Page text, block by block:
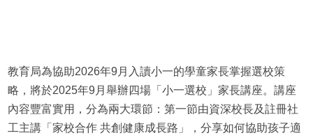
教育局為協助2026年9月入讀小一的學童家長掌握選校策
略，將於2025年9月舉辦四場「小一選校」家長講座。講座
內容豐富實用，分為兩大環節：第一節由資深校長及註冊社
工主講「家校合作 共創健康成長路」，分享如何協助孩子適